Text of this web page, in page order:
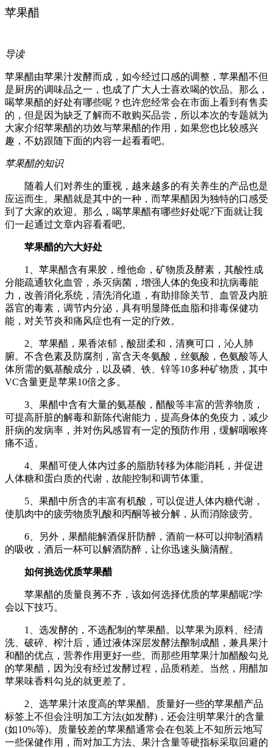
苹果醋
导读
苹果醋由苹果汁发酵而成，如今经过口感的调整，苹果醋不但
是厨房的调味品之一，也成了广大人士喜欢喝的饮品。那么，
喝苹果醋的好处有哪些呢？也许您经常会在市面上看到有售卖
的，但是因为缺乏了解而不敢购买品尝，所以本次的专题就为
大家介绍苹果醋的功效与苹果醋的作用，如果您也比较感兴
趣，不妨跟随下面的内容一起看看吧。
苹果醋的知识
随着人们对养生的重视，越来越多的有关养生的产品也是
应运而生。果醋就是其中的一种，而苹果醋因为独特的口感受
到了大家的欢迎。那么，喝苹果醋有哪些好处呢?下面就让我
们一起通过文章内容看看吧。
苹果醋的六大好处
1、苹果醋含有果胶，维他命，矿物质及酵素，其酸性成
分能疏通软化血管，杀灭病菌，增强人体的免疫和抗病毒能
力，改善消化系统，清洗消化道，有助排除关节、血管及内脏
器官的毒素，调节内分泌，具有明显降低血脂和排毒保健功
能，对关节炎和痛风症也有一定的疗效。
2、苹果醋，果香浓郁，酸甜柔和，清爽可口，沁人肺
腑。不含色素及防腐剂，富含天冬氨酸，丝氨酸，色氨酸等人
体所需的氨基酸成分，以及磷、铁、锌等10多种矿物质，其中
VC含量更是苹果10倍之多。
3、果醋中含有大量的氨基酸，醋酸等丰富的营养物质，
可提高肝脏的解毒和新陈代谢能力，提高身体的免疫力，减少
肝病的发病率，并对伤风感冒有一定的预防作用，缓解咽喉疼
痛不适。
4、果醋可使人体内过多的脂肪转移为体能消耗，并促进
人体糖和蛋白质的代谢，故能控制和调节体重。
5、果醋中所含的丰富有机酸，可以促进人体内糖代谢，
使肌肉中的疲劳物质乳酸和丙酮等被分解，从而消除疲劳。
6、另外，果醋能解酒保肝防醉，酒前一杯可以抑制酒精
的吸收，酒后一杯可以解酒防醉，让你迅速头脑清醒。
如何挑选优质苹果醋
苹果醋的质量良莠不齐，该如何选择优质的苹果醋呢?学
会以下技巧。
1、选发酵的，不选配制的苹果醋。以苹果为原料、经清
洗、破碎、榨汁后，通过液体深层发酵法酿制成醋，兼具果汁
和醋的优点，营养作用更好一些。而那些用苹果汁加醋酸勾兑
的苹果醋，因为没有经过发酵过程，品质稍差。当然，用醋加
苹果味香料勾兑的就更差了。
2、选苹果汁浓度高的苹果醋。质量好一些的苹果醋产品
标签上不但会注明加工方法(如发酵)，还会注明苹果汁的含量
(如10%等)。质量较差的苹果醋通常会在包装上不知所云地写
一些保健作用，而对加工方法、果汁含量等硬指标采取回避的